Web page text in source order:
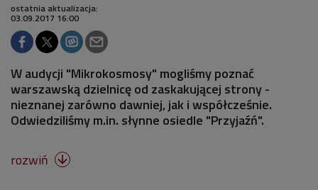
ostatnia aktualizacja:
03.09.2017 16:00
W audycji "Mikrokosmosy" mogliśmy poznać
warszawską dzielnicę od zaskakującej strony -
nieznanej zarówno dawniej, jak i współcześnie.
Odwiedziliśmy m.in. słynne osiedle "Przyjaźń".
rozwiń 